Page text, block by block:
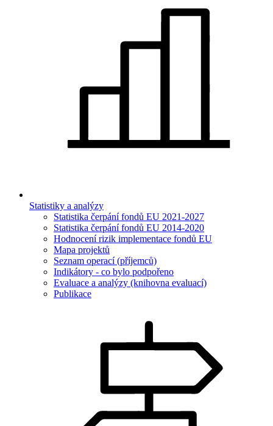
Statistiky a analýzy
Statistika čerpání fondů EU 2021-2027
Statistika čerpání fondů EU 2014-2020
Hodnocení rizik implementace fondů EU
Mapa projektů
Seznam operací (příjemců)
Indikátory - co bylo podpořeno
Evaluace a analýzy (knihovna evaluací)
Publikace